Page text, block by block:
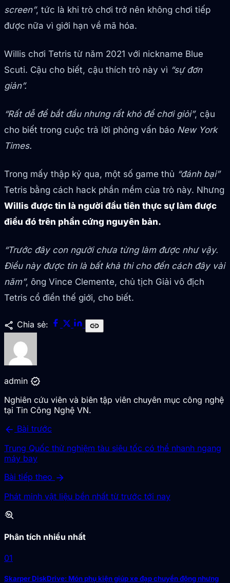
screen”, tức là khi trò chơi trở nên không chơi tiếp
được nữa vì giới hạn về mã hóa.
Willis chơi Tetris từ năm 2021 với nickname Blue
Scuti. Cậu cho biết, cậu thích trò này vì “sự đơn
giản”.
“Rất dễ để bắt đầu nhưng rất khó để chơi giỏi”, cậu
cho biết trong cuộc trả lời phỏng vấn báo New York
Times.
Trong mấy thập kỷ qua, một số game thủ “đánh bại”
Tetris bằng cách hack phần mềm của trò này. Nhưng
Willis được tin là người đầu tiên thực sự làm được
điều đó trên phần cứng nguyên bản.
“Trước đây con người chưa từng làm được như vậy.
Điều này được tin là bất khả thi cho đến cách đây vài
năm”, ông Vince Clemente, chủ tịch Giải vô địch
Tetris cổ điển thế giới, cho biết.
share Chia sẻ: link
admin verified
Nghiên cứu viên và biên tập viên chuyên mục công nghệ
tại Tin Công Nghệ VN.
arrow_back Bài trước
Trung Quốc thử nghiệm tàu siêu tốc có thể nhanh ngang
máy bay
Bài tiếp theo arrow_forward
Phát minh vật liệu bền nhất từ trước tới nay
troubleshoot
Phân tích nhiều nhất
01
Skarper DiskDrive: Món phụ kiện giúp xe đạp chuyển động nhưng